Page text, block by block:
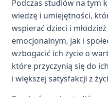
Podczas studiów na tym
wiedzę i umiejętności,
wspierać dzieci i
emocjonalnym, jak i
wzbogacić ich życie o
które przyczynią się do
i większej satysfakcji z